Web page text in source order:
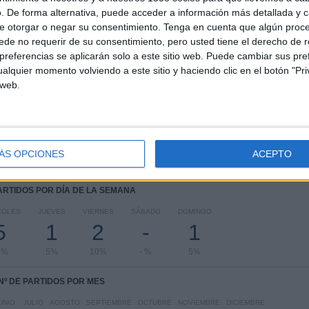
De forma alternativa, puede acceder a información más detallada y
otorgar o negar su consentimiento. Tenga en cuenta que algún
no requerir de su consentimiento, pero usted tiene el derecho de
se aplicarán solo a este sitio web. Puede cambiar sus
momento volviendo a este sitio y haciendo clic en el botón
OPCIONES ACEPTO
RIVALES
VS Juventus
Academy
COMPETICIONES
RANKING POR COMPETICIONES
UEFA Youth League
16 (80%)
Ver ranking completo
POR DÍA DE LA SEMANA
JUEVES
1
5%
VIERNES
2
10%
SÁBADO
-
- %
DOMINGO
1
5%
Nº DE PARTIDOS POR MES
JULIO AGOSTO SEPTIEMBRE OCTUBRE NOVIEMBRE DICIEMBRE